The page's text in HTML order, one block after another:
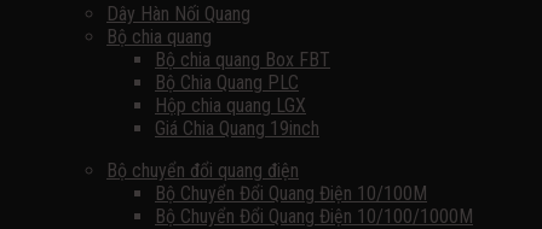
Dây Hàn Nối Quang
Bộ chia quang
Bộ chia quang Box FBT
Bộ Chia Quang PLC
Hộp chia quang LGX
Giá Chia Quang 19inch
Bộ chuyển đổi quang điện
Bộ Chuyển Đổi Quang Điện 10/100M
Bộ Chuyển Đổi Quang Điện 10/100/1000M